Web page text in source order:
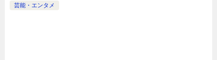
芸能・エンタメ